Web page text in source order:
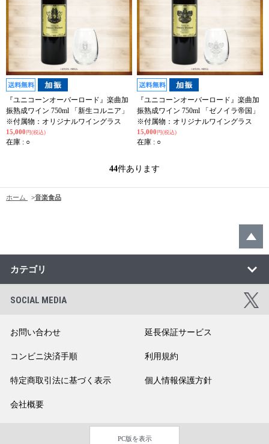
『ユニコーンオーバーロード』楽曲加
振熟成ワイン 750ml 「新生コルニア」
※付属物：オリジナルワイングラス
15,000 円(税込)
在庫 : ○
『ユニコーンオーバーロード』楽曲加
振熟成ワイン 750ml 「ゼノイラ帝国」
※付属物：オリジナルワイングラス
15,000 円(税込)
在庫 : ○
44件あります
ホーム >音楽食品
カテゴリ
SOCIAL MEDIA
お問い合わせ 延長保証サービス
コンビニ決済手順 利用規約
特定商取引法に基づく表示 個人情報保護方針
会社概要
PC版を表示